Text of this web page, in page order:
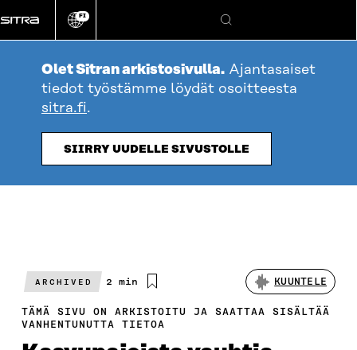
suoraan
sisältöön
Vaihda
kieli
FI
Hae
Olet Sitran arkistosivulla. Ajantasaiset
tiedot työstämme löydät osoitteesta
sitra.fi.
SIIRRY UUDELLE SIVUSTOLLE
ARCHIVED
Arvioitu
2 min KUUNTELE
TÄMÄ SIVU ON ARKISTOITU JA SAATTAA SISÄLTÄÄ
VANHENTUNUTTA TIETOA